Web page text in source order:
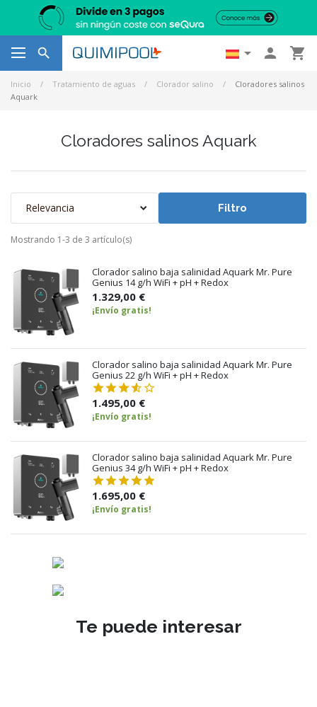
   
Inicio Tratamiento de aguas Clorador salino
Cloradores salinos
Aquark
Cloradores salinos Aquark
Te puede interesar
Relevancia Filtro
Mostrando 1-3 de 3 artículo(s)
Clorador salino baja salinidad Aquark Mr. Pure
Genius 14 g/h WiFi + pH + Redox
1.329,00 €
¡Envío gratis!
Clorador salino baja salinidad Aquark Mr. Pure
Genius 22 g/h WiFi + pH + Redox
1.495,00 €
¡Envío gratis!
Clorador salino baja salinidad Aquark Mr. Pure
Genius 34 g/h WiFi + pH + Redox
1.695,00 €
¡Envío gratis!